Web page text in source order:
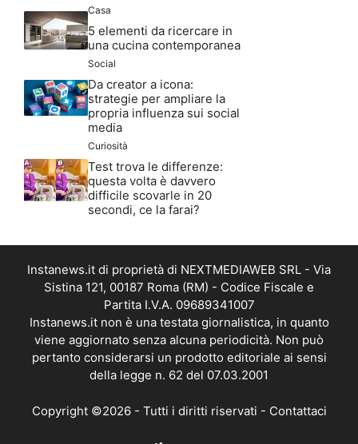
Casa
5 elementi da ricercare in
una cucina contemporanea
Social
Da creator a icona:
strategie per ampliare la
propria influenza sui social
media
Curiosità
Test trova le differenze:
questa volta è davvero
difficile scovarle in 20
secondi, ce la farai?
Instanews.it di proprietà di NEXTMEDIAWEB SRL - Via
Sistina 121, 00187 Roma (RM) - Codice Fiscale e
Partita I.V.A. 09689341007
Instanews.it non è una testata giornalistica, in quanto
viene aggiornato senza alcuna periodicità. Non può
pertanto considerarsi un prodotto editoriale ai sensi
della legge n. 62 del 07.03.2001
Copyright ©2026 - Tutti i diritti riservati - Contattaci